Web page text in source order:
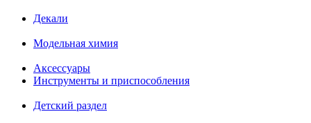
Декали
Модельная химия
Аксессуары
Инструменты и приспособления
Детский раздел